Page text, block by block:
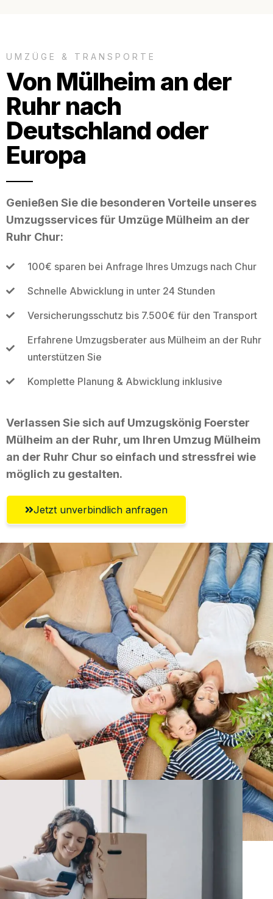
UMZÜGE & TRANSPORTE
Von Mülheim an der
Ruhr nach
Deutschland oder
Europa
Genießen Sie die besonderen Vorteile unseres
Umzugsservices für Umzüge Mülheim an der
Ruhr Chur:
100€ sparen bei Anfrage Ihres Umzugs nach Chur
Schnelle Abwicklung in unter 24 Stunden
Versicherungsschutz bis 7.500€ für den Transport
Erfahrene Umzugsberater aus Mülheim an der Ruhr
unterstützen Sie
Komplette Planung & Abwicklung inklusive
Verlassen Sie sich auf Umzugskönig Foerster
Mülheim an der Ruhr, um Ihren Umzug Mülheim
an der Ruhr Chur so einfach und stressfrei wie
möglich zu gestalten.
Jetzt unverbindlich anfragen